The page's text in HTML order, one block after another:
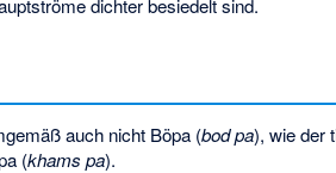
dichter besiedelt sind.
auch nicht Böpa (bod pa), wie der
(khams pa).